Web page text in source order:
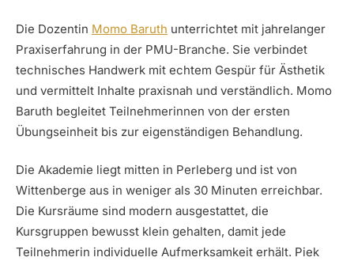
Die Dozentin Momo Baruth unterrichtet mit jahrelanger
Praxiserfahrung in der PMU-Branche. Sie verbindet
technisches Handwerk mit echtem Gespür für Ästhetik
und vermittelt Inhalte praxisnah und verständlich. Momo
Baruth begleitet Teilnehmerinnen von der ersten
Übungseinheit bis zur eigenständigen Behandlung.
Die Akademie liegt mitten in Perleberg und ist von
Wittenberge aus in weniger als 30 Minuten erreichbar.
Die Kursräume sind modern ausgestattet, die
Kursgruppen bewusst klein gehalten, damit jede
Teilnehmerin individuelle Aufmerksamkeit erhält. Piek